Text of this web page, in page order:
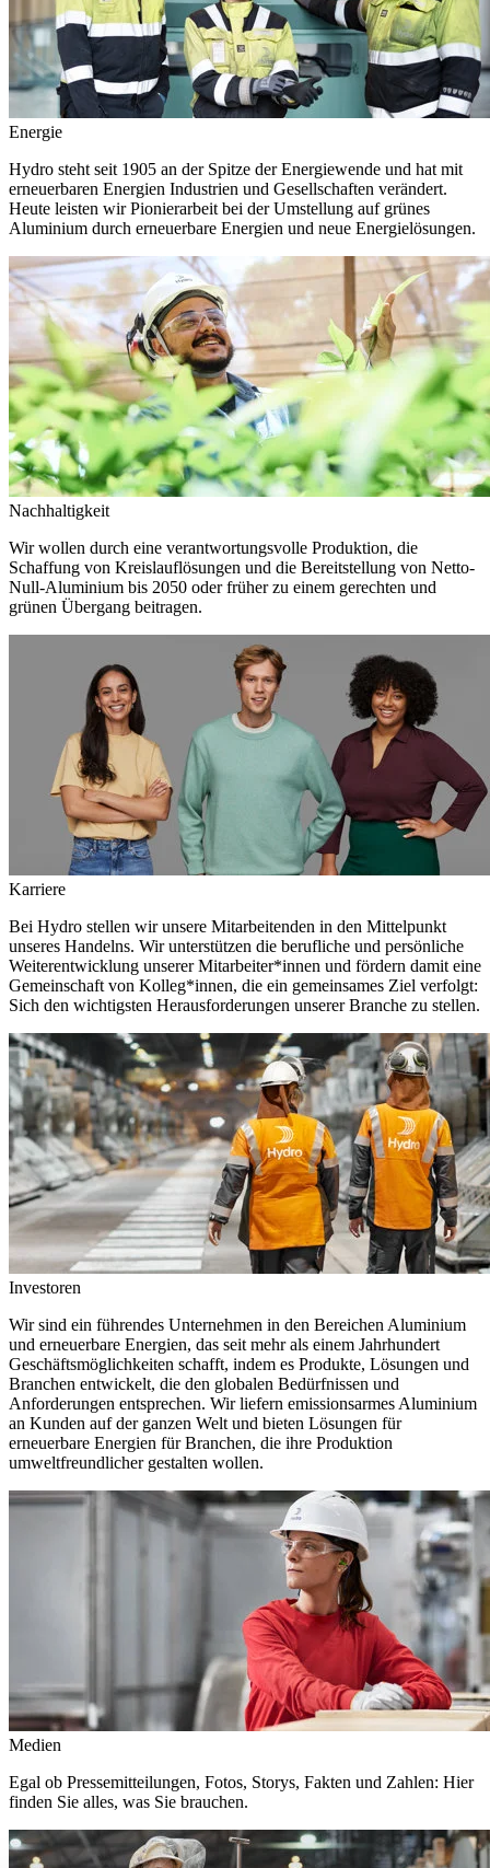
Energie
Hydro steht seit 1905 an der Spitze der Energiewende und hat mit
erneuerbaren Energien Industrien und Gesellschaften verändert.
Heute leisten wir Pionierarbeit bei der Umstellung auf grünes
Aluminium durch erneuerbare Energien und neue Energielösungen.
Nachhaltigkeit
Wir wollen durch eine verantwortungsvolle Produktion, die
Schaffung von Kreislauflösungen und die Bereitstellung von Netto-
Null-Aluminium bis 2050 oder früher zu einem gerechten und
grünen Übergang beitragen.
Karriere
Bei Hydro stellen wir unsere Mitarbeitenden in den Mittelpunkt
unseres Handelns. Wir unterstützen die berufliche und persönliche
Weiterentwicklung unserer Mitarbeiter*innen und fördern damit eine
Gemeinschaft von Kolleg*innen, die ein gemeinsames Ziel verfolgt:
Sich den wichtigsten Herausforderungen unserer Branche zu stellen.
Investoren
Wir sind ein führendes Unternehmen in den Bereichen Aluminium
und erneuerbare Energien, das seit mehr als einem Jahrhundert
Geschäftsmöglichkeiten schafft, indem es Produkte, Lösungen und
Branchen entwickelt, die den globalen Bedürfnissen und
Anforderungen entsprechen. Wir liefern emissionsarmes Aluminium
an Kunden auf der ganzen Welt und bieten Lösungen für
erneuerbare Energien für Branchen, die ihre Produktion
umweltfreundlicher gestalten wollen.
Medien
Egal ob Pressemitteilungen, Fotos, Storys, Fakten und Zahlen: Hier
finden Sie alles, was Sie brauchen.